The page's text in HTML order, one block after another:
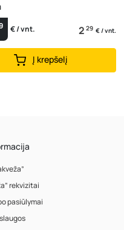
€ / vnt. 2 29 € / vnt.
Į krepšelį
rekvizitai
pasiūlymai